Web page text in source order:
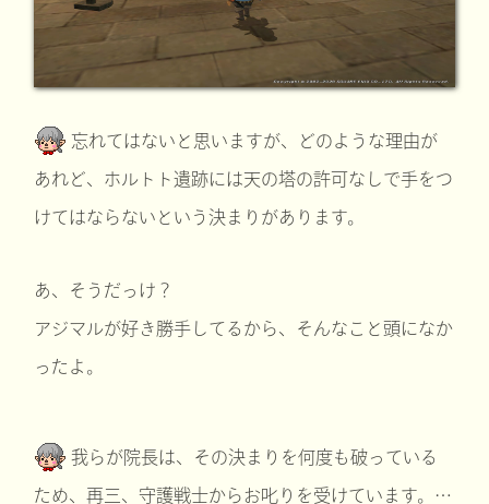
忘れてはないと思いますが、どのような理由が
あれど、ホルトト遺跡には天の塔の許可なしで手をつ
けてはならないという決まりがあります。
あ、そうだっけ？
アジマルが好き勝手してるから、そんなこと頭になか
ったよ。
我らが院長は、その決まりを何度も破っている
ため、再三、守護戦士からお叱りを受けています。…